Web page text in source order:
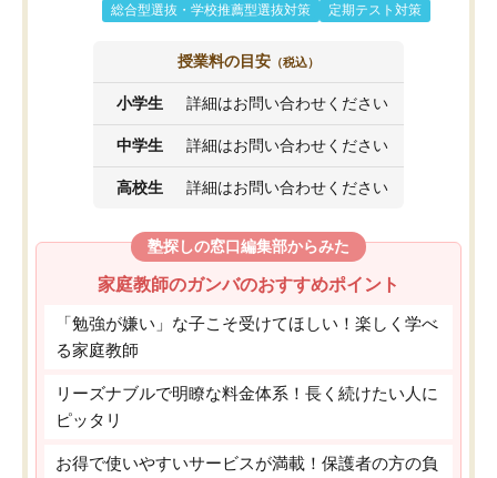
総合型選抜・学校推薦型選抜対策
定期テスト対策
授業料の目安 （税込）
小学生 詳細はお問い合わせください
中学生 詳細はお問い合わせください
高校生 詳細はお問い合わせください
塾探しの窓口編集部からみた
家庭教師のガンバのおすすめポイント
「勉強が嫌い」な子こそ受けてほしい！楽しく学べ
る家庭教師
リーズナブルで明瞭な料金体系！長く続けたい人に
ピッタリ
お得で使いやすいサービスが満載！保護者の方の負